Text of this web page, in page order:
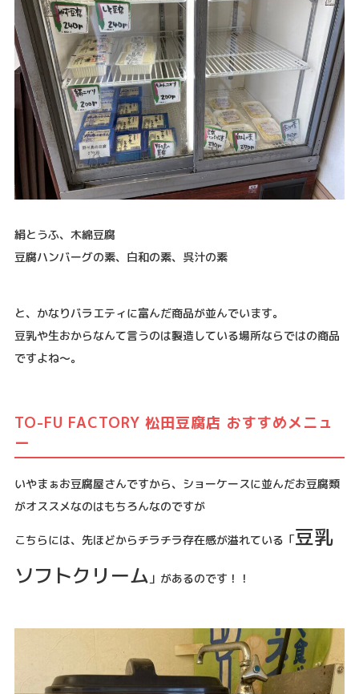
絹とうふ、木綿豆腐
豆腐ハンバーグの素、白和の素、呉汁の素
と、かなりバラエティに富んだ商品が並んでいます。
豆乳や生おからなんて言うのは製造している場所ならではの商品
ですよね〜。
TO-FU FACTORY 松田豆腐店 おすすめメニュ
ー
いやまぁお豆腐屋さんですから、ショーケースに並んだお豆腐類
がオススメなのはもちろんなのですが
こちらには、先ほどからチラチラ存在感が溢れている「豆乳
ソフトクリーム 」があるのです！！